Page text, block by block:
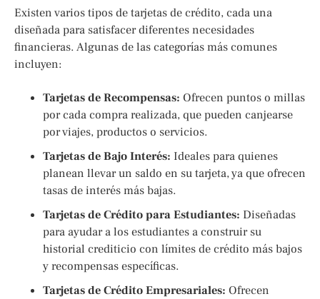
Existen varios tipos de tarjetas de crédito, cada una
diseñada para satisfacer diferentes necesidades
financieras. Algunas de las categorías más comunes
incluyen:
Tarjetas de Recompensas: Ofrecen puntos o millas
por cada compra realizada, que pueden canjearse
por viajes, productos o servicios.
Tarjetas de Bajo Interés: Ideales para quienes
planean llevar un saldo en su tarjeta, ya que ofrecen
tasas de interés más bajas.
Tarjetas de Crédito para Estudiantes: Diseñadas
para ayudar a los estudiantes a construir su
historial crediticio con límites de crédito más bajos
y recompensas específicas.
Tarjetas de Crédito Empresariales: Ofrecen